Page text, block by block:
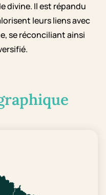
divine. Il est répandu
leurs liens avec
se réconciliant ainsi